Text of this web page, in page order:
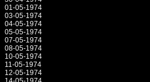
01-05-1974
03-05-1974
04-05-1974
05-05-1974
07-05-1974
08-05-1974
10-05-1974
11-05-1974
12-05-1974